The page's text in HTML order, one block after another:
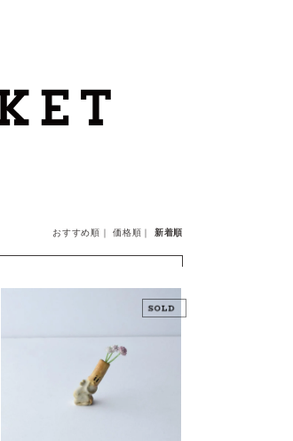
支払・配送について
会員登録
ログイン
お問い合わせ
おすすめ順 ｜価格順 ｜ 新着順